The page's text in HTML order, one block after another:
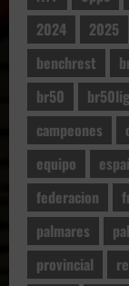
2024
2025
benchrest
br50
campeones
equipo
federacion
palmares
provincial